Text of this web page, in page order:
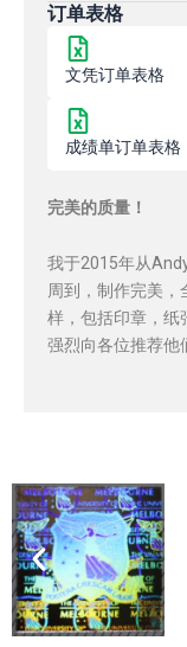
订单表格
文凭订单表格
成绩单订单表格
完美的质量！
我于2015年从
周到，制作完美，
样，包括印章，
强烈向各位推荐他